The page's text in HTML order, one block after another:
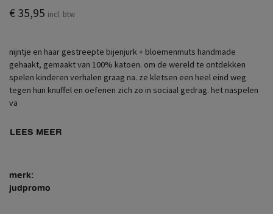
€ 35,95 incl. btw
nijntje en haar gestreepte bijenjurk + bloemenmuts handmade
gehaakt, gemaakt van 100% katoen. om de wereld te ontdekken
spelen kinderen verhalen graag na. ze kletsen een heel eind weg
tegen hun knuffel en oefenen zich zo in sociaal gedrag. het naspelen
va
LEES MEER
merk:
judpromo